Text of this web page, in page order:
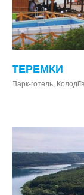
ТЕРЕМКИ
Парк-готель,